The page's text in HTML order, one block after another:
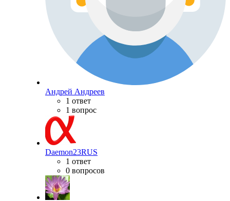
Андрей Андреев
1 ответ
1 вопрос
Daemon23RUS
1 ответ
0 вопросов